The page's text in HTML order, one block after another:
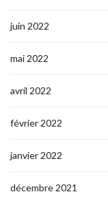
juin 2022
mai 2022
avril 2022
février 2022
janvier 2022
décembre 2021